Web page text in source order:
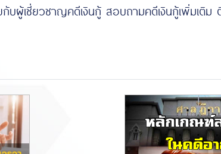
ชาญคดีเงินกู้ สอบถามคดีเงินกู้เพิ่มเติม ติด